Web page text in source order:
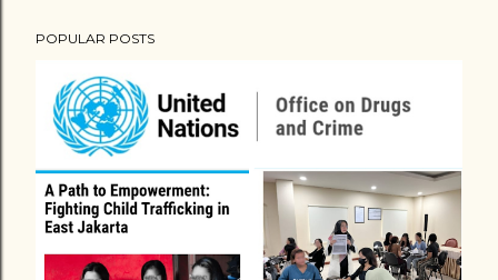
POPULAR POSTS